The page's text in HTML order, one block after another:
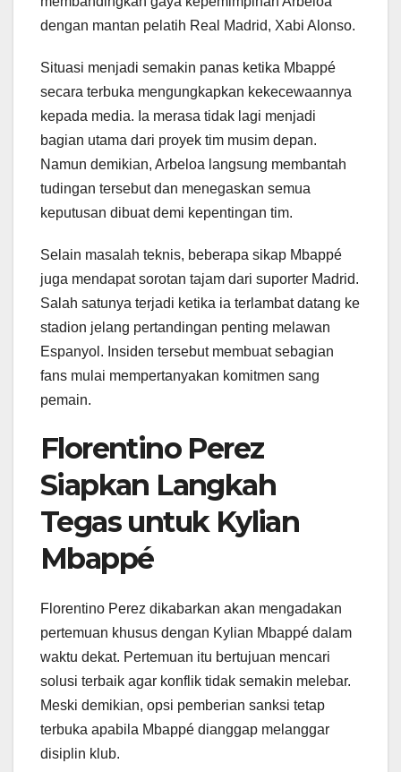
dengan mantan pelatih Real Madrid, Xabi Alonso.
Situasi menjadi semakin panas ketika Mbappé
secara terbuka mengungkapkan kekecewaannya
kepada media. Ia merasa tidak lagi menjadi
bagian utama dari proyek tim musim depan.
Namun demikian, Arbeloa langsung membantah
tudingan tersebut dan menegaskan semua
keputusan dibuat demi kepentingan tim.
Selain masalah teknis, beberapa sikap Mbappé
juga mendapat sorotan tajam dari suporter Madrid.
Salah satunya terjadi ketika ia terlambat datang ke
stadion jelang pertandingan penting melawan
Espanyol. Insiden tersebut membuat sebagian
fans mulai mempertanyakan komitmen sang
pemain.
Florentino Perez
Siapkan Langkah
Tegas untuk Kylian
Mbappé
Florentino Perez dikabarkan akan mengadakan
pertemuan khusus dengan Kylian Mbappé dalam
waktu dekat. Pertemuan itu bertujuan mencari
solusi terbaik agar konflik tidak semakin melebar.
Meski demikian, opsi pemberian sanksi tetap
terbuka apabila Mbappé dianggap melanggar
disiplin klub.